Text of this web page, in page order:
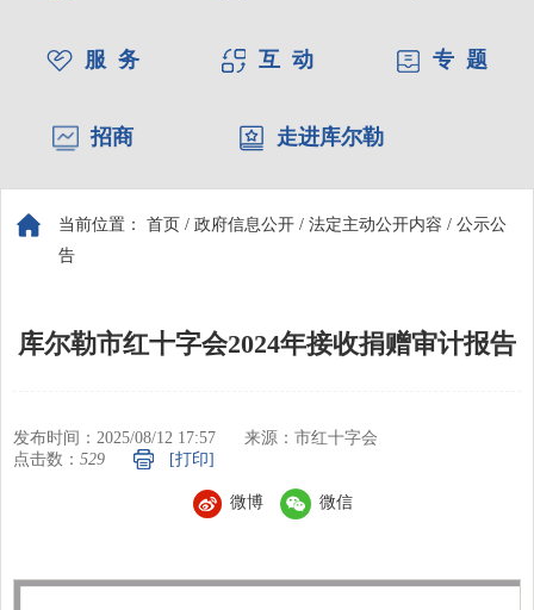
服 务 互 动 专 题
招商 走进库尔勒
当前位置： 首页 / 政府信息公开 / 法定主动公开内容 / 公示公
告
库尔勒市红十字会2024年接收捐赠审计报告
发布时间：2025/08/12 17:57
来源：市红十字会
点击数： 529 [打印]
微博 微信